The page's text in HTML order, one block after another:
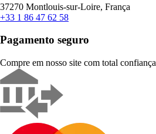
37270 Montlouis-sur-Loire, França
+33 1 86 47 62 58
Pagamento seguro
Compre em nosso site com total confiança